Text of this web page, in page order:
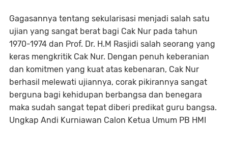
Gagasannya tentang sekularisasi menjadi salah satu
ujian yang sangat berat bagi Cak Nur pada tahun
1970-1974 dan Prof. Dr. H.M Rasjidi salah seorang yang
keras mengkritik Cak Nur. Dengan penuh keberanian
dan komitmen yang kuat atas kebenaran, Cak Nur
berhasil melewati ujiannya, corak pikirannya sangat
berguna bagi kehidupan berbangsa dan benegara
maka sudah sangat tepat diberi predikat guru bangsa.
Ungkap Andi Kurniawan Calon Ketua Umum PB HMI